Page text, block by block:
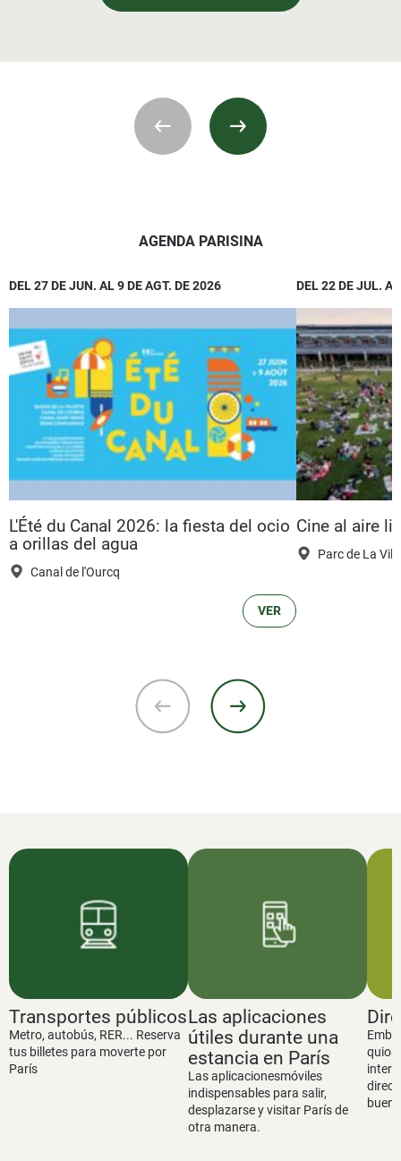
AGENDA PARISINA
DEL 27 DE JUN. AL 9 DE AGT. DE 2026
L'Été du Canal 2026: la fiesta del ocio
a orillas del agua
Canal de l'Ourcq
VER
DEL 22 DE JUL.
Cine al aire
Parc de La
Transportes públicos
Metro, autobús, RER... Reserva
tus billetes para moverte por
París
Las aplicaciones
útiles durante una
estancia en París
Las aplicacionesmóviles
indispensables para salir,
desplazarse y visitar París de
otra manera.